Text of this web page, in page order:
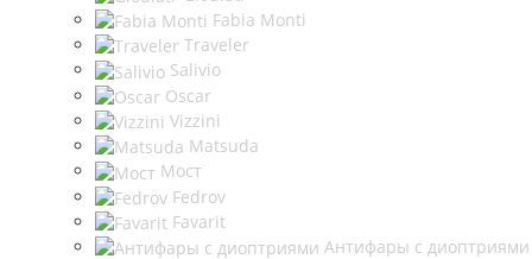
Fabia Monti
Traveler
Salivio
Oscar
Vizzini
Matsuda
Мост
Fedrov
Favarit
Антифары с диоптриями